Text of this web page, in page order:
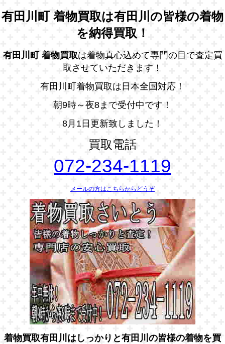
有田川町 着物買取は有田川の皆様の着物
を納得買取！
有田川町 着物買取は着物真心込めて専門の目で査定買
取させていただきます！
有田川町着物買取は日本全国対応！
朝9時～夜8まで受付中です！
8月1日更新致しました！
買取電話
072-234-1119
メールの方はこちらからどうぞ
着物買取有田川はしっかりと有田川の皆様の着物を買